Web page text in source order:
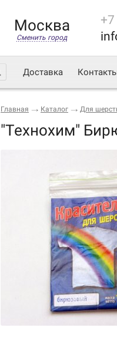
Москва
Сменить город
Доставка
Главная Каталог Для
"Технохим"